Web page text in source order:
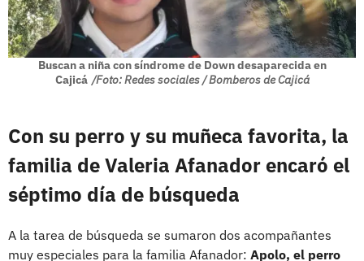
Buscan a niña con síndrome de Down desaparecida en
Cajicá /Foto: Redes sociales / Bomberos de Cajicá
Con su perro y su muñeca favorita, la
familia de Valeria Afanador encaró el
séptimo día de búsqueda
A la tarea de búsqueda se sumaron dos acompañantes
muy especiales para la familia Afanador: Apolo, el perro